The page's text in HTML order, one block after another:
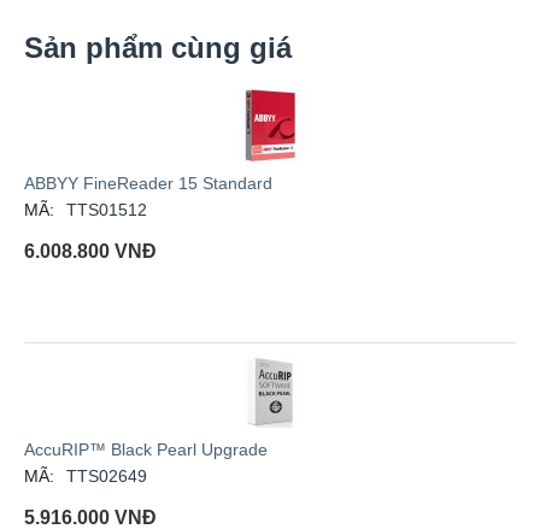
Sản phẩm cùng giá
ABBYY FineReader 15 Standard
MÃ:
TTS01512
6.008.800 VNĐ
AccuRIP™ Black Pearl Upgrade
MÃ:
TTS02649
5.916.000 VNĐ